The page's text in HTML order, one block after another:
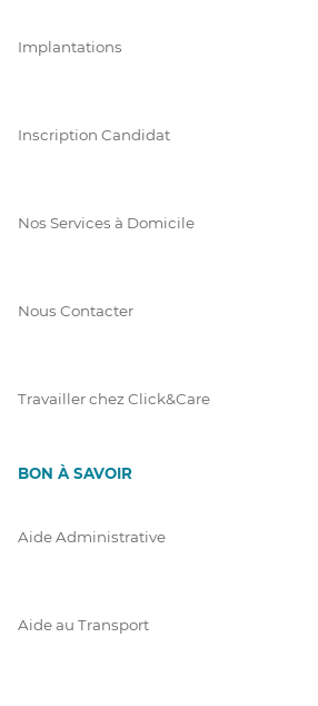
Implantations
Inscription Candidat
Nos Services à Domicile
Nous Contacter
Travailler chez Click&Care
BON À SAVOIR
Aide Administrative
Aide au Transport